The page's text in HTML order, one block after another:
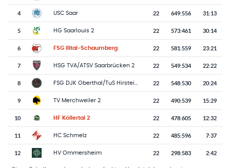
4 USC Saar 22 649:556 31:13
5 HG Saarlouis 2 22 573:461 30:14
6 FSG Illtal-Schaumberg 22 581:559 23:21
7 HSG TVA/ATSV Saarbrücken 2 22 549:534 22:22
8 FSG DJK Oberthal/TuS Hirstein 2 22 548:530 20:24
9 TV Merchweiler 2 22 490:539 15:29
10 HF Köllertal 2 22 478:605 12:32
11 HC Schmelz 22 485:596 7:37
12 HV Ommersheim 22 298:583 2:42